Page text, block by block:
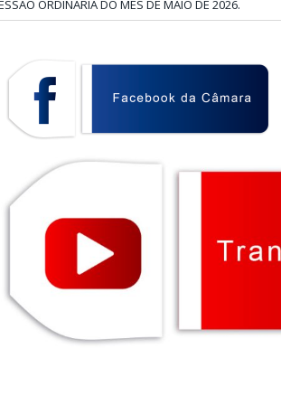
ORDINÁRIA DO MÊS DE MAIO DE 2026.